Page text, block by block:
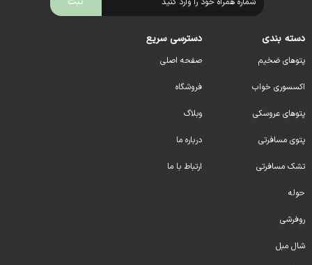
دسته بندی
پتوهای ضخیم
اکسسوری خواب
پتوهای عروسکی
پتوی مسافرتی
تشک مسافرتی
حوله
روفرشی
شال مبل
دسترسی سریع
صفحه اصلی
فروشگاه
وبلاگ
درباره ما
ارتباط با ما